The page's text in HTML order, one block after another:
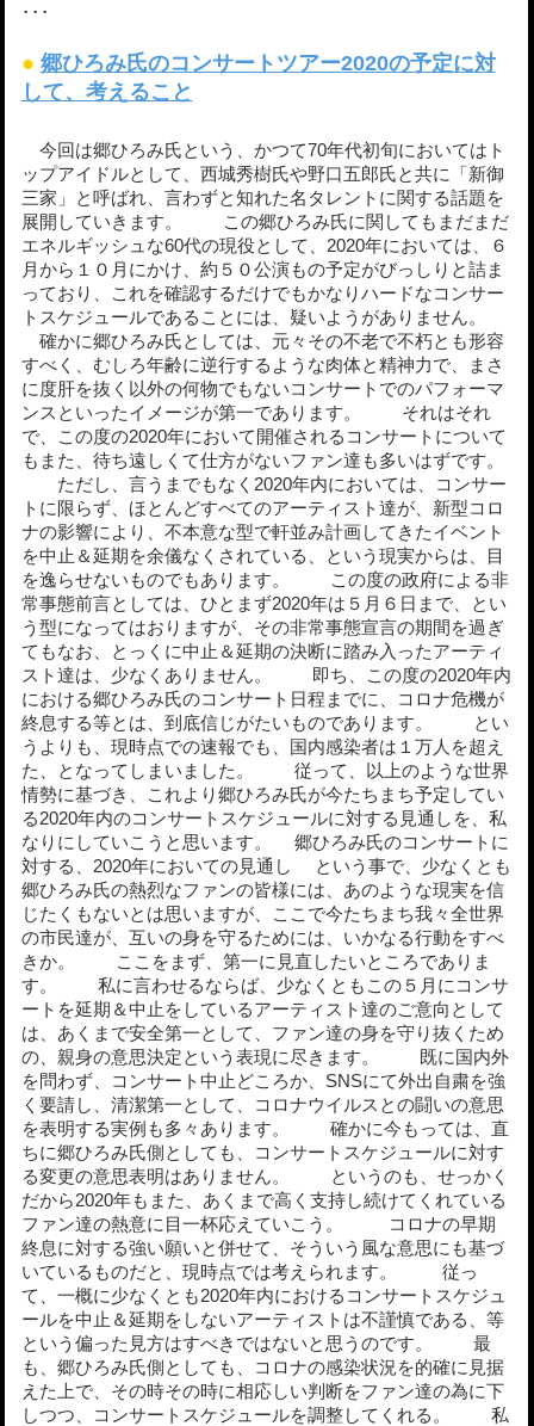
･･･
● 郷ひろみ氏のコンサートツアー2020の予定に対
して、考えること
今回は郷ひろみ氏という、かつて70年代初旬においてはト
ップアイドルとして、西城秀樹氏や野口五郎氏と共に「新御
三家」と呼ばれ、言わずと知れた名タレントに関する話題を
展開していきます。 この郷ひろみ氏に関してもまだまだ
エネルギッシュな60代の現役として、2020年においては、６
月から１０月にかけ、約５０公演もの予定がびっしりと詰ま
っており、これを確認するだけでもかなりハードなコンサー
トスケジュールであることには、疑いようがありません。
確かに郷ひろみ氏としては、元々その不老で不朽とも形容
すべく、むしろ年齢に逆行するような肉体と精神力で、まさ
に度肝を抜く以外の何物でもないコンサートでのパフォーマ
ンスといったイメージが第一であります。 それはそれ
で、この度の2020年において開催されるコンサートについて
もまた、待ち遠しくて仕方がないファン達も多いはずです。
ただし、言うまでもなく2020年内においては、コンサー
トに限らず、ほとんどすべてのアーティスト達が、新型コロ
ナの影響により、不本意な型で軒並み計画してきたイベント
を中止＆延期を余儀なくされている、という現実からは、目
を逸らせないものでもあります。 この度の政府による非
常事態前言としては、ひとまず2020年は５月６日まで、とい
う型になってはおりますが、その非常事態宣言の期間を過ぎ
てもなお、とっくに中止＆延期の決断に踏み入ったアーティ
スト達は、少なくありません。 即ち、この度の2020年内
における郷ひろみ氏のコンサート日程までに、コロナ危機が
終息する等とは、到底信じがたいものであります。 とい
うよりも、現時点での速報でも、国内感染者は１万人を超え
た、となってしまいました。 従って、以上のような世界
情勢に基づき、これより郷ひろみ氏が今たちまち予定してい
る2020年内のコンサートスケジュールに対する見通しを、私
なりにしていこうと思います。 郷ひろみ氏のコンサートに
対する、2020年においての見通し という事で、少なくとも
郷ひろみ氏の熱烈なファンの皆様には、あのような現実を信
じたくもないとは思いますが、ここで今たちまち我々全世界
の市民達が、互いの身を守るためには、いかなる行動をすべ
きか。 ここをまず、第一に見直したいところでありま
す。 私に言わせるならば、少なくともこの５月にコンサ
ートを延期＆中止をしているアーティスト達のご意向として
は、あくまで安全第一として、ファン達の身を守り抜くため
の、親身の意思決定という表現に尽きます。 既に国内外
を問わず、コンサート中止どころか、SNSにて外出自粛を強
く要請し、清潔第一として、コロナウイルスとの闘いの意思
を表明する実例も多々あります。 確かに今もっては、直
ちに郷ひろみ氏側としても、コンサートスケジュールに対す
る変更の意思表明はありません。 というのも、せっかく
だから2020年もまた、あくまで高く支持し続けてくれている
ファン達の熱意に目一杯応えていこう。 コロナの早期
終息に対する強い願いと併せて、そういう風な意思にも基づ
いているものだと、現時点では考えられます。 従っ
て、一概に少なくとも2020年内におけるコンサートスケジュ
ールを中止＆延期をしないアーティストは不謹慎である、等
という偏った見方はすべきではないと思うのです。 最
も、郷ひろみ氏側としても、コロナの感染状況を的確に見据
えた上で、その時その時に相応しい判断をファン達の為に下
しつつ、コンサートスケジュールを調整してくれる。 私